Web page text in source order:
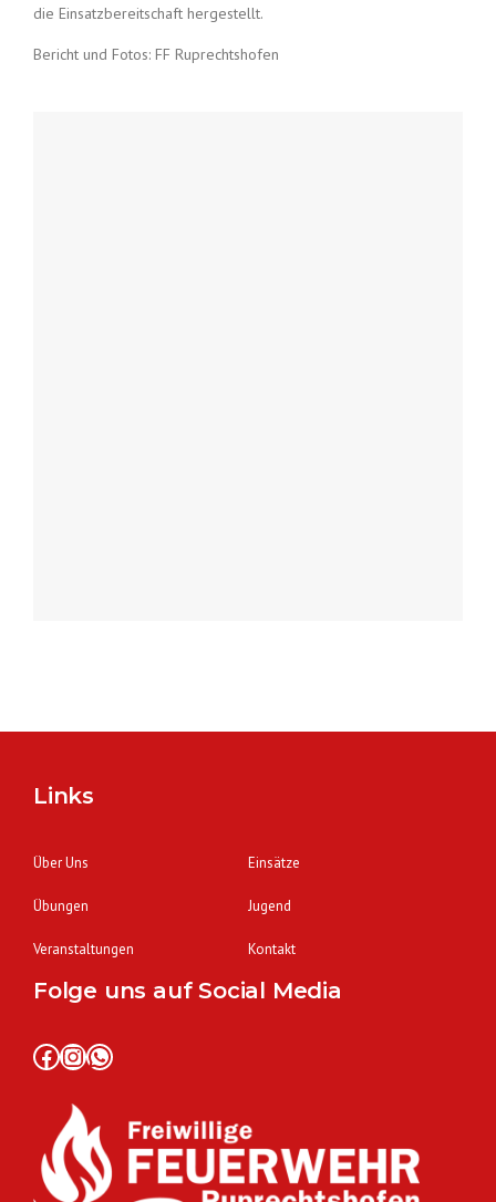
die Einsatzbereitschaft hergestellt.
Bericht und Fotos: FF Ruprechtshofen
Links
Über Uns Einsätze
Übungen Jugend
Veranstaltungen Kontakt
Folge uns auf Social Media
Facebook InstagramWhatsApp